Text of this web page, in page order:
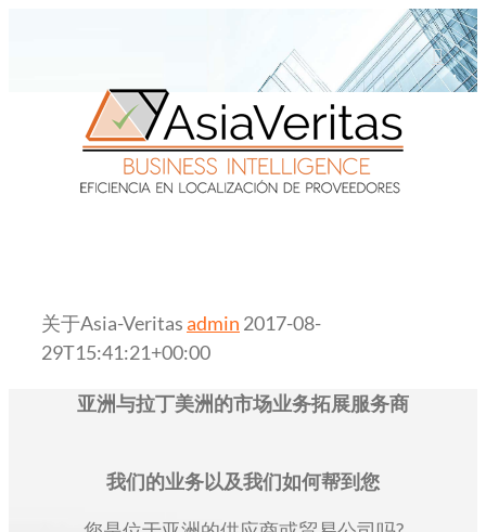
关于Asia-Veritasadmin 2017-08-
29T15:41:21+00:00
亚洲与拉丁美洲的市场业务拓展服务商
我们的业务以及我们如何帮到您